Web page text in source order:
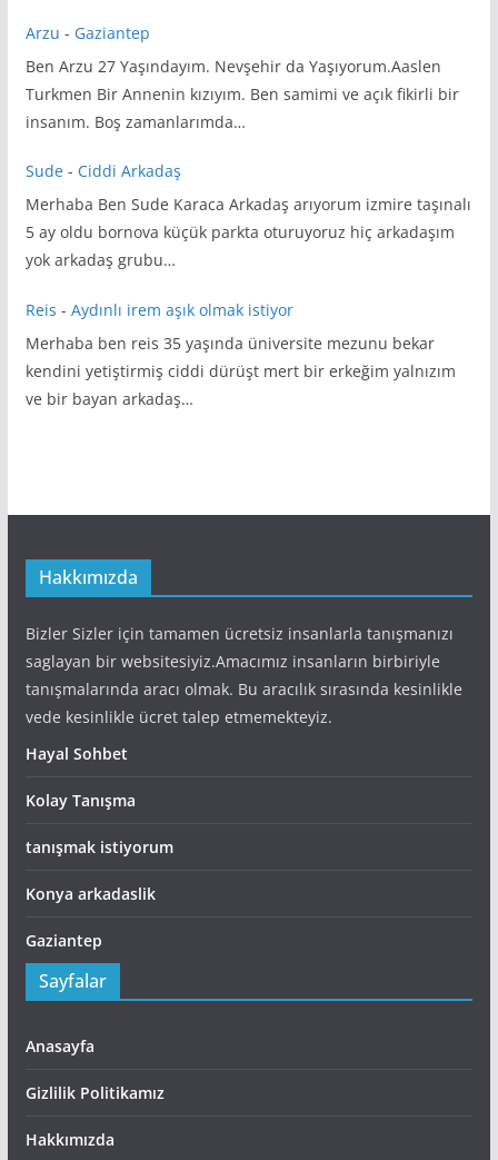
Arzu - Gaziantep
Ben Arzu 27 Yaşındayım. Nevşehir da Yaşıyorum.Aaslen
Turkmen Bir Annenin kızıyım. Ben samimi ve açık fikirli bir
insanım. Boş zamanlarımda…
Sude- Ciddi Arkadaş
Merhaba Ben Sude Karaca Arkadaş arıyorum izmire taşınalı
5 ay oldu bornova küçük parkta oturuyoruz hiç arkadaşım
yok arkadaş grubu…
Reis - Aydınlı irem aşık olmak istiyor
Merhaba ben reis 35 yaşında üniversite mezunu bekar
kendini yetiştirmiş ciddi dürüşt mert bir erkeğim yalnızım
ve bir bayan arkadaş…
Hakkımızda
Bizler Sizler için tamamen ücretsiz insanlarla tanışmanızı
saglayan bir websitesiyiz.Amacımız insanların birbiriyle
tanışmalarında aracı olmak. Bu aracılık sırasında kesinlikle
vede kesinlikle ücret talep etmemekteyiz.
Hayal Sohbet
Kolay Tanışma
tanışmak istiyorum
Konya arkadaslik
Gaziantep
Sayfalar
Anasayfa
Gizlilik Politikamız
Hakkımızda